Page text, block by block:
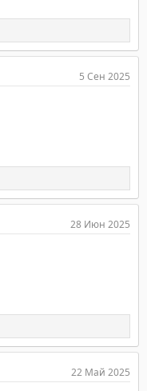
5 Сен 2025
28 Июн 2025
22 Май 2025